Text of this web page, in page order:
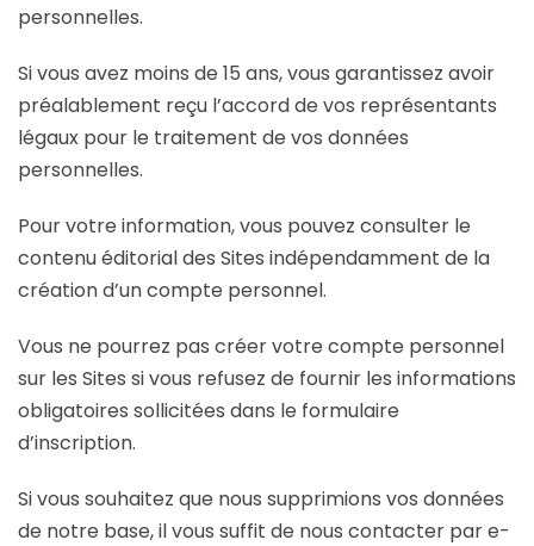
personnelles.
Si vous avez moins de 15 ans, vous garantissez avoir
préalablement reçu l’accord de vos représentants
légaux pour le traitement de vos données
personnelles.
Pour votre information, vous pouvez consulter le
contenu éditorial des Sites indépendamment de la
création d’un compte personnel.
Vous ne pourrez pas créer votre compte personnel
sur les Sites si vous refusez de fournir les informations
obligatoires sollicitées dans le formulaire
d’inscription.
Si vous souhaitez que nous supprimions vos données
de notre base, il vous suffit de nous contacter par e-